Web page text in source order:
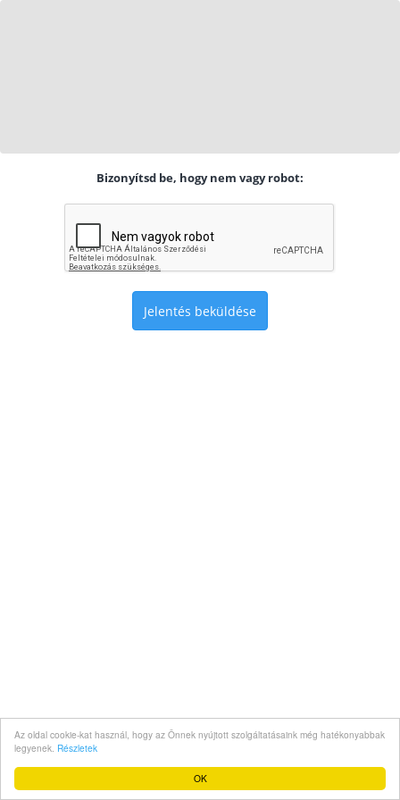
OK
Az oldal cookie-kat használ, hogy az Önnek nyújtott szolgáltatásaink még hatékonyabbak
legyenek. Részletek
Bizonyítsd be, hogy nem vagy robot:
Jelentés beküldése